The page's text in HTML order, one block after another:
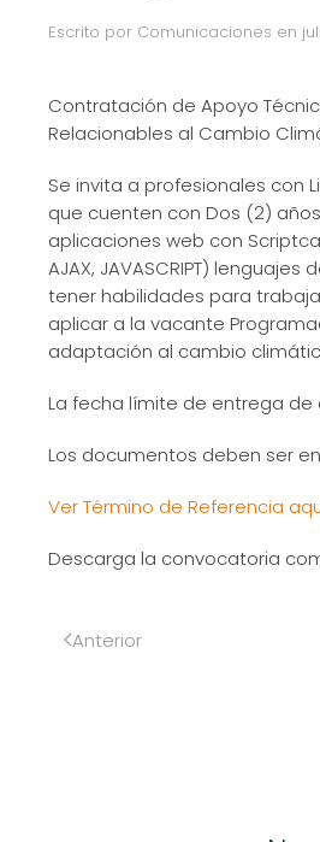
Escrito por Comunicaciones en
Contratación de Apoyo
Relacionables al Cambio
Se invita a profesionales con
que cuenten con Dos (2)
aplicaciones web con
AJAX, JAVASCRIPT)
tener habilidades para
aplicar a la vacante
adaptación al cambio
La fecha límite de entrega de
Los documentos deben ser
Ver Término de Referencia
Descarga la convocatoria
Anterior